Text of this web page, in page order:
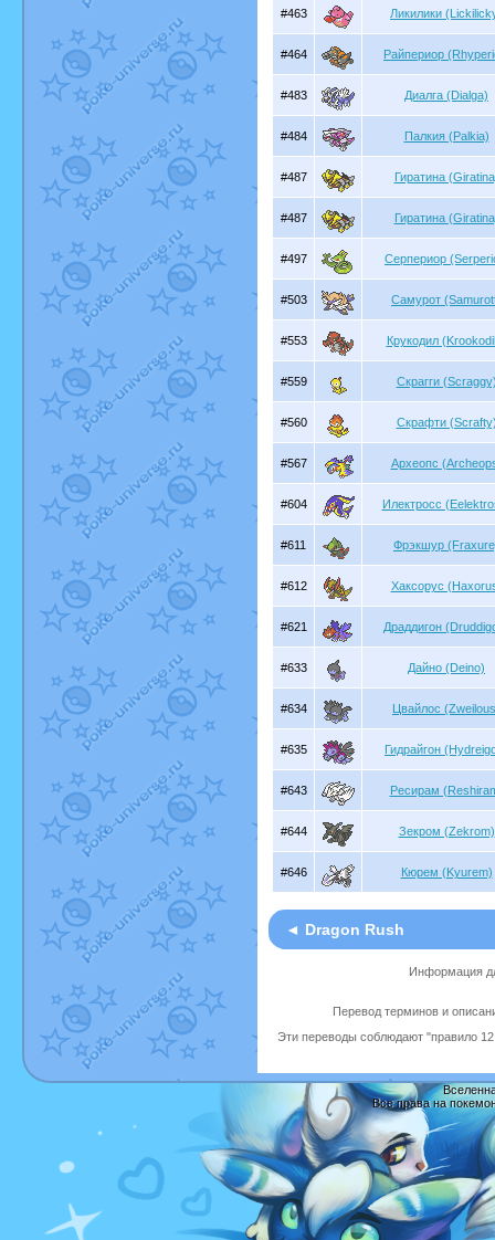
#463 Ликилики
#464 Райпериор
#483 Диалга (Dialga)
#484 Палкия (Palkia)
#487 Гиратина
#487 Гиратина
#497 Серпериор
#503 Самурот
#553 Крукодил
#559 Скрагги
#560 Скрафти
#567 Археопс
#604 Илектросс
#611 Фрэкшур
#612 Хаксорус
#621 Драддигон
#633 Дайно (Deino)
#634 Цвайлос
#635 Гидрайгон
#643 Ресирам
#644 Зекром (Zekrom)
#646 Кюрем (Kyurem)
◄ Dragon Rush
Информация
Перевод терминов и
Эти переводы соблюдают "правило 12
Все права на